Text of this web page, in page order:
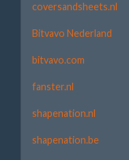
coversandsheets.nl
Bitvavo Nederland
bitvavo.com
fanster.nl
shapenation.nl
shapenation.be